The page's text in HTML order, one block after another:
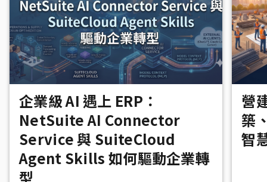
企業級 AI 遇上 ERP：
NetSuite AI Connector
Service 與 SuiteCloud
Agent Skills 如何驅動企業轉
型
營
築
智